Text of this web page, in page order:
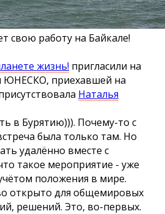
свою работу на Байкале!
жизнь! пригласили на
ЮНЕСКО, приехавшей на
Наталья
в Бурятию))). Почему-то с
была только там. Но
удалённо вместе с
такое мероприятие - уже
положения в мире.
открыто для общемировых
решений. Это, во-первых.